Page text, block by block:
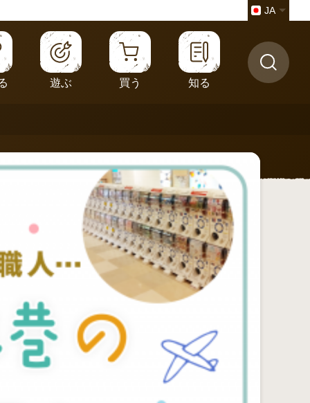
JA
遊ぶ 買う 知る